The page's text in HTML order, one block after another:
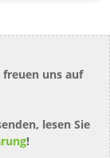
freuen uns auf
lesen Sie
!